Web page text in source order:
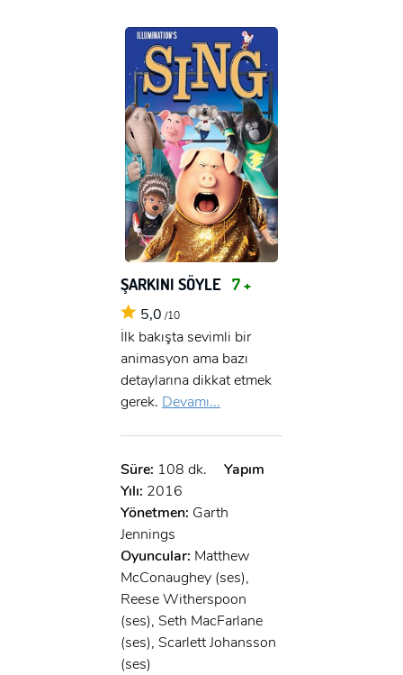
ŞARKINI SÖYLE 7 +
5,0 /10
İlk bakışta sevimli bir
animasyon ama bazı
detaylarına dikkat etmek
gerek. Devamı...
Süre: 108 dk.
Yapım
Yılı: 2016
Yönetmen: Garth
Jennings
Oyuncular: Matthew
McConaughey (ses),
Reese Witherspoon
(ses), Seth MacFarlane
(ses), Scarlett Johansson
(ses)